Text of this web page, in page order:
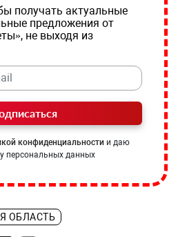
получать актуальные
предложения от
не выходя из
конфиденциальности и даю
персональных данных
ОБЛАСТЬ